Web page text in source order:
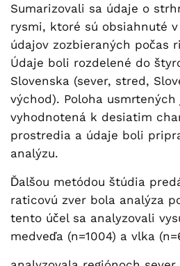
Sumarizovali sa údaje o
rysmi, ktoré sú obsiahnuté v
údajov zozbieraných počas
Údaje boli rozdelené do
Slovenska (sever, stred,
východ). Poloha
vyhodnotená k desiatim
prostredia a údaje boli
analýzu.
Ďalšou metódou štúdia
raticovú zver bola analýza
tento účel sa analyzovali
medveďa (n=1004) a vlka